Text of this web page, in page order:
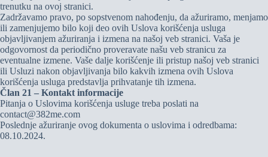
trenutku na ovoj stranici.
Zadržavamo pravo, po sopstvenom nahođenju, da ažuriramo, menjamo
ili zamenjujemo bilo koji deo ovih Uslova korišćenja usluga
objavljivanjem ažuriranja i izmena na našoj veb stranici. Vaša je
odgovornost da periodično proveravate našu veb stranicu za
eventualne izmene. Vaše dalje korišćenje ili pristup našoj veb stranici
ili Usluzi nakon objavljivanja bilo kakvih izmena ovih Uslova
korišćenja usluga predstavlja prihvatanje tih izmena.
Član 21 – Kontakt informacije
Pitanja o Uslovima korišćenja usluge treba poslati na
contact@382me.com
Poslednje ažuriranje ovog dokumenta o uslovima i odredbama:
08.10.2024.